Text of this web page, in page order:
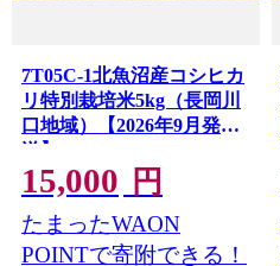
7T05C-1北魚沼産コシヒカ
リ特別栽培米5kg（長岡川
口地域）【2026年9月発
送】
15,000 円
たまったWAON
POINTで寄附できる！